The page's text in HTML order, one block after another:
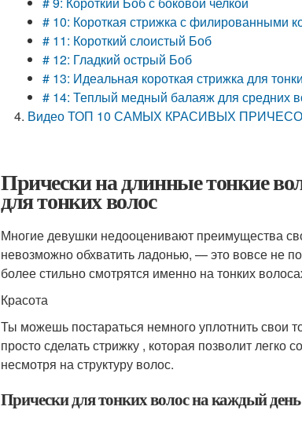
# 10: Короткая стрижка с филированными
# 11: Короткий слоистый Боб
# 12: Гладкий острый Боб
# 13: Идеальная короткая стрижка для
# 14: Теплый медный балаяж для средних
Видео ТОП 10 САМЫХ КРАСИВЫХ
Прически на длинные тонкие
для тонких волос
Многие девушки недооценивают преимущества
невозможно обхватить ладонью, — это вовсе не
более стильно смотрятся именно на тонких
Красота
Ты можешь постараться немного уплотнить
просто сделать стрижку , которая позволит легко
несмотря на структуру волос.
Прически для тонких волос на каждый день